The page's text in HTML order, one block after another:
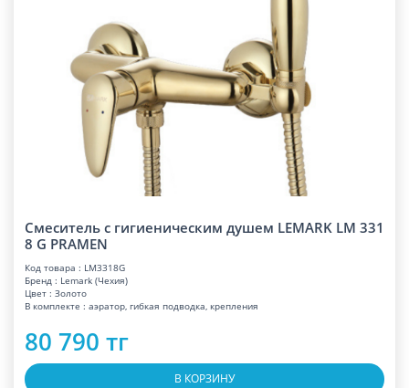
Смеситель с гигиеническим душем LEMARK LM 331
8 G PRAMEN
Код товара : LM3318G
Бренд : Lemark (Чехия)
Цвет : Золото
В комплекте : аэратор, гибкая подводка, крепления
80 790 тг
В КОРЗИНУ